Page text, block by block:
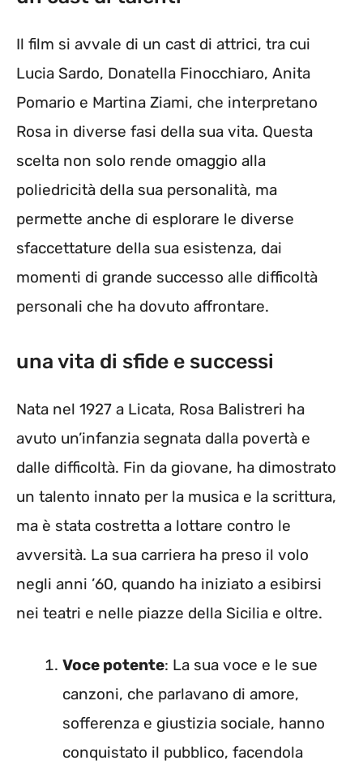
Il film si avvale di un cast di attrici, tra cui
Lucia Sardo, Donatella Finocchiaro, Anita
Pomario e Martina Ziami, che interpretano
Rosa in diverse fasi della sua vita. Questa
scelta non solo rende omaggio alla
poliedricità della sua personalità, ma
permette anche di esplorare le diverse
sfaccettature della sua esistenza, dai
momenti di grande successo alle difficoltà
personali che ha dovuto affrontare.
una vita di sfide e successi
Nata nel 1927 a Licata, Rosa Balistreri ha
avuto un’infanzia segnata dalla povertà e
dalle difficoltà. Fin da giovane, ha dimostrato
un talento innato per la musica e la scrittura,
ma è stata costretta a lottare contro le
avversità. La sua carriera ha preso il volo
negli anni ’60, quando ha iniziato a esibirsi
nei teatri e nelle piazze della Sicilia e oltre.
Voce potente: La sua voce e le sue
canzoni, che parlavano di amore,
sofferenza e giustizia sociale, hanno
conquistato il pubblico, facendola